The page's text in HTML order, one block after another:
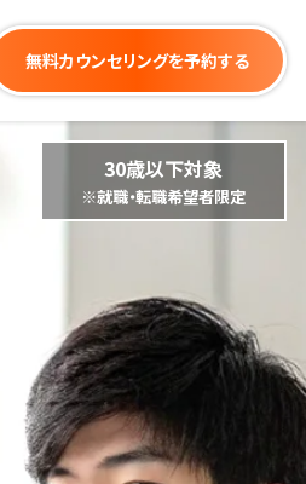
無料カウンセリングを予約する
30歳以下対象
※就職・転職希望者限定